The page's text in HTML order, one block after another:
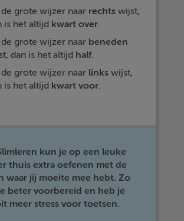
de grote wijzer naar rechts wijst,
is het altijd kwart over.
de grote wijzer naar beneden
dan is het altijd half.
de grote wijzer naar links wijst,
is het altijd kwart voor.
kun je op een leuke
thuis extra oefenen met de
waar jij moeite mee hebt. Zo
beter voorbereid en heb je
meer stress voor toetsen.